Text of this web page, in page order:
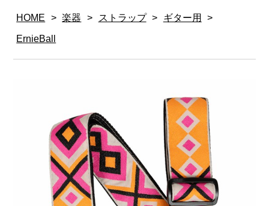
HOME > 楽器 > ストラップ > ギター用 >
ErnieBall